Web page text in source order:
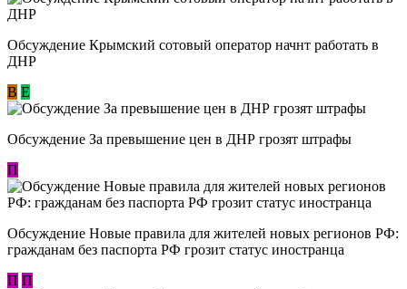
Обсуждение Крымский сотовый оператор начнт работать в
ДНР
В E
Обсуждение За превышение цен в ДНР грозят штрафы
П
Обсуждение Новые правила для жителей новых регионов РФ:
гражданам без паспорта РФ грозит статус иностранца
П П